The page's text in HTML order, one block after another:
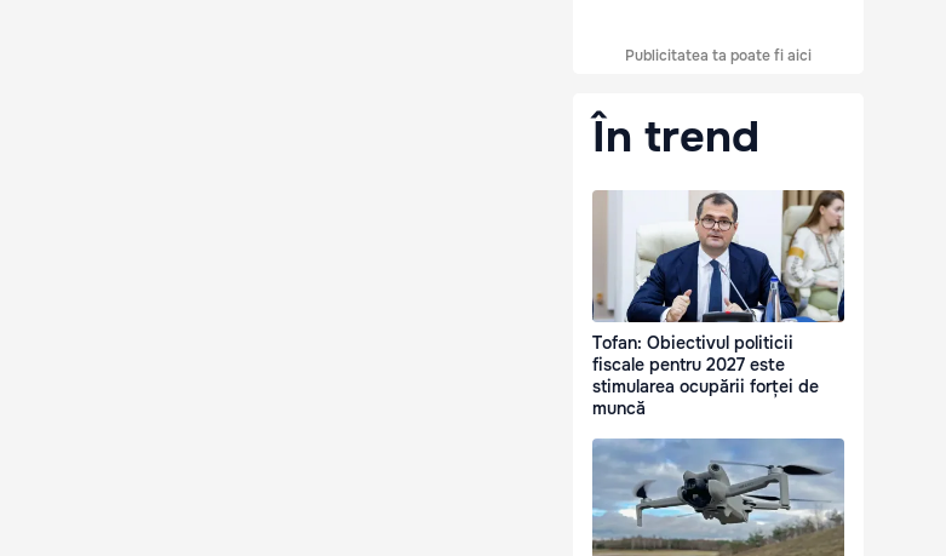
Publicitatea ta poate fi aici
În trend
Tofan: Obiectivul politicii
fiscale pentru 2027 este
stimularea ocupării forței de
muncă